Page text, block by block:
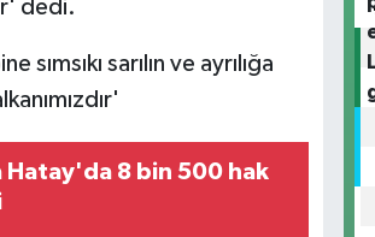
dedi.
sarılın ve ayrılığa
Hatay'da 8 bin 500 hak